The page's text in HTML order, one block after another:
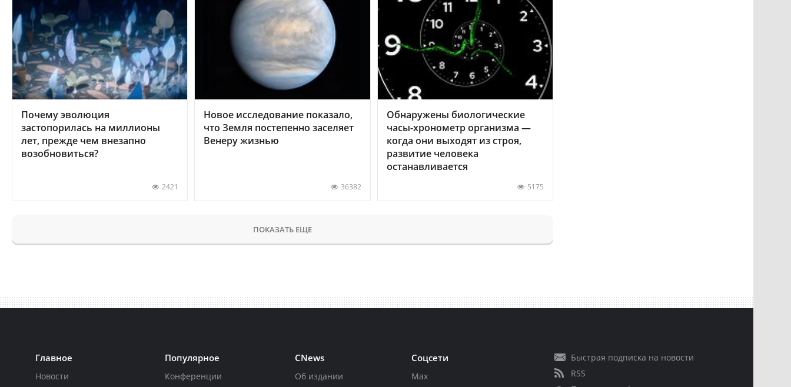
Почему эволюция
застопорилась на миллионы
лет, прежде чем внезапно
возобновиться?
2421
Новое исследование показало,
что Земля постепенно заселяет
Венеру жизнью
36382
Обнаружены биологические
часы-хронометр организма —
когда они выходят из строя,
развитие человека
останавливается
5175
ПОКАЗАТЬ ЕЩЕ
Главное
Новости
Популярное
Конференции
CNews
Об издании
Соцсети
Max
Быстрая подписка на новости
RSS